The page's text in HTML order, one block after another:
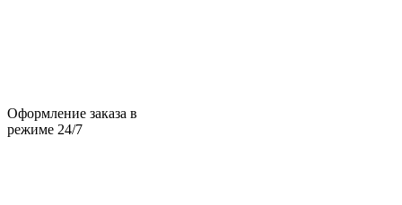
Оформление заказа в
режиме 24/7